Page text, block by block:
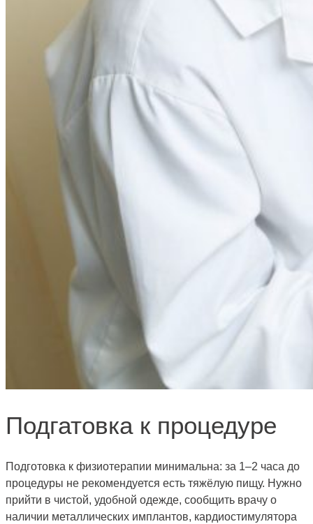
Подгатовка к процедуре
Подготовка к физиотерапии минимальна: за 1–2 часа до
процедуры не рекомендуется есть тяжёлую пищу. Нужно
прийти в чистой, удобной одежде, сообщить врачу о
наличии металлических имплантов, кардиостимулятора